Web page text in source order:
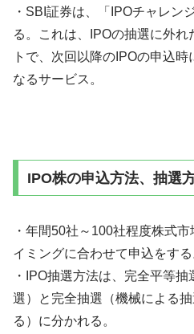
・SBI証券は、「IPOチャレン
る。これは、IPOの抽選に外
トで、次回以降のIPOの申込時
なるサービス。
IPO株の申込方法、抽選
・年間50社～100社程度株式
イミングに合わせて申込をする
・IPO抽選方法は、完全平等
選）と完全抽選（機械による
る）に分かれる。